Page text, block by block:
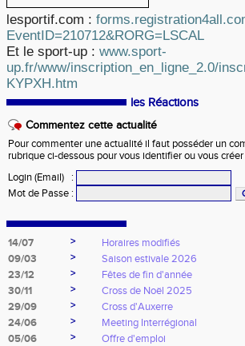
lesportif.com :
EventID=210712&RORG=LSCAL
Et le sport-up : www.sport-
up.fr/www/inscription_en_ligne_2.0/
KYPXH.htm
les Réactions
Commentez cette actualité
Pour commenter une actualité il faut posséder un
rubrique ci-dessous pour vous identifier ou vous
Login (Email)
:
Mot de Passe :
14/07 >
Horaires modifiés
09/03
>
Saison estivale 2026
23/12
>
Fêtes de fin d'année
30/11
>
Cross de Noël 2025
29/09
>
Cross d'Auxerre
24/06
>
Meeting Interrégional
05/06
>
Offre d'emploi